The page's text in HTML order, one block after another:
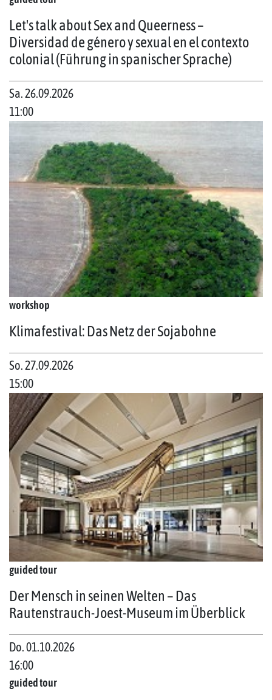
Let's talk about Sex and Queerness –
Diversidad de género y sexual en el contexto
colonial (Führung in spanischer Sprache)
Sa. 26.09.2026
11:00
workshop
Klimafestival: Das Netz der Sojabohne
So. 27.09.2026
15:00
guided tour
Der Mensch in seinen Welten – Das
Rautenstrauch-Joest-Museum im Überblick
Do. 01.10.2026
16:00
guided tour